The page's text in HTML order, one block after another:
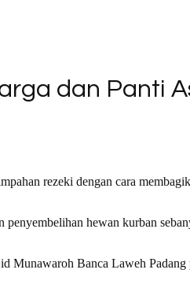
dan Panti
rezeki dengan cara
hewan kurban
Munawaroh Banca Laweh